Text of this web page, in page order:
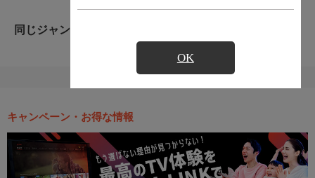
OK
同じジャンルのおすすめ番組
キャンペーン・お得な情報